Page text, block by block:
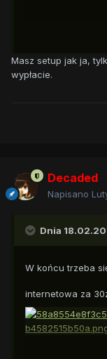
Masz setup jak ja,
wypłacie.
Decaded
Napisano
Dnia
W końcu trzeba
internetowa za